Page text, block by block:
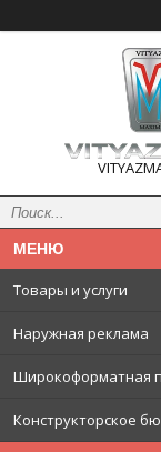
Товары и услуги
Наружная реклама
Широкоформатная
Конструкторское